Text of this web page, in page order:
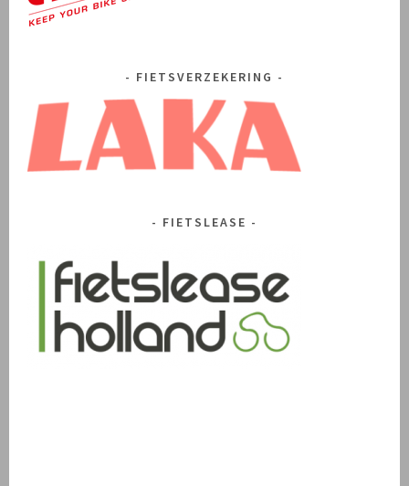
FIETSVERZEKERING
FIETSLEASE